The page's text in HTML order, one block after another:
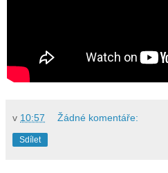
v 10:57 Žádné komentáře:
Sdílet